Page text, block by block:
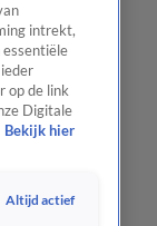
intrekt,
op de link
Digitale
Bekijk hier
Altijd actief